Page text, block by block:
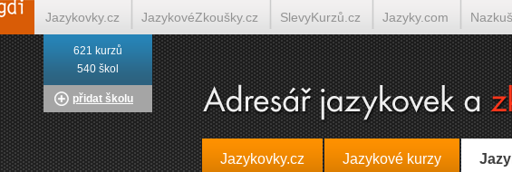
Jazykovky.cz Jazykové kurzy
621 kurzů
540 škol
přidat školu
Jazykovky.cz JazykovéZkoušky.cz SlevyKurzů.cz Jazyky.com
Italština on-line Tlumočení-Překlady.cz Překládá.cz Tlumočí.cz